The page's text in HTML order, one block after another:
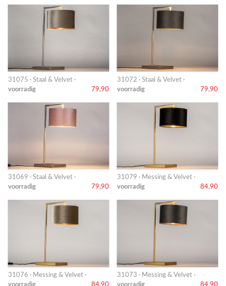
31075 · Staal & Velvet ·
voorradig
79,90
31072 · Staal & Velvet ·
voorradig
79,90
31069 · Staal & Velvet ·
voorradig
79,90
31079 · Messing & Velvet ·
voorradig
84,90
31076 · Messing & Velvet ·
voorradig
84,90
31073 · Messing & Velvet ·
voorradig
84,90